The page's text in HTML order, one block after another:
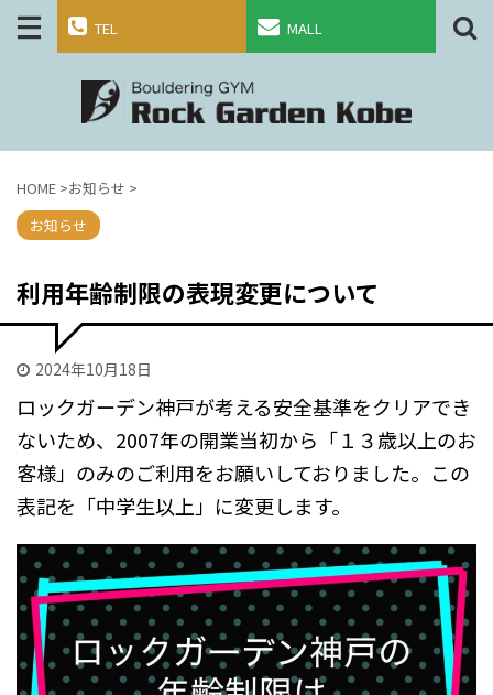
TEL MALL
HOME >お知らせ >
お知らせ
利用年齢制限の表現変更について
2024年10月18日
ロックガーデン神戸が考える安全基準をクリアでき
ないため、2007年の開業当初から「１３歳以上のお
客様」のみのご利用をお願いしておりました。この
表記を「中学生以上」に変更します。